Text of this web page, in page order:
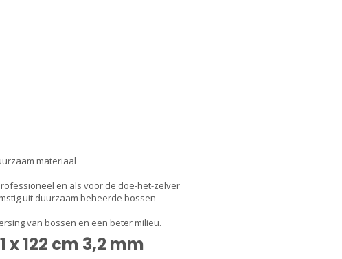
materiaal
en als voor de doe-het-zelver
uit duurzaam beheerde bossen
van bossen en een beter milieu.
122 cm 3,2 mm